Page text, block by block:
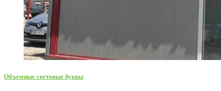
Объемные световые буквы